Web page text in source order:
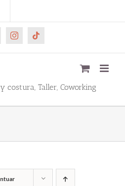
InstagramTiktok
costura, Taller, Coworking